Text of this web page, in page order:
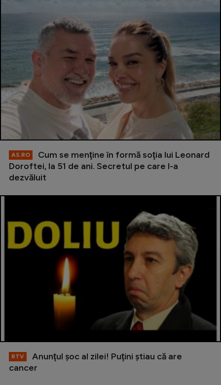
AS.RO
Cum se menţine în formă soţia lui Leonard
Doroftei, la 51 de ani. Secretul pe care l-a
dezvăluit
RTV
Anunţul şoc al zilei! Puţini ştiau că are
cancer